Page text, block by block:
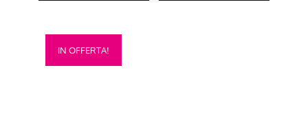
IN OFFERTA!
Questo
prodotto